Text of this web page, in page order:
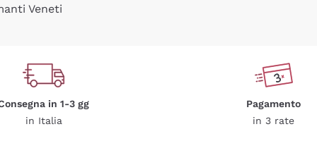
Veneti
in 1-3 gg
in Italia
Pagamento
in 3 rate